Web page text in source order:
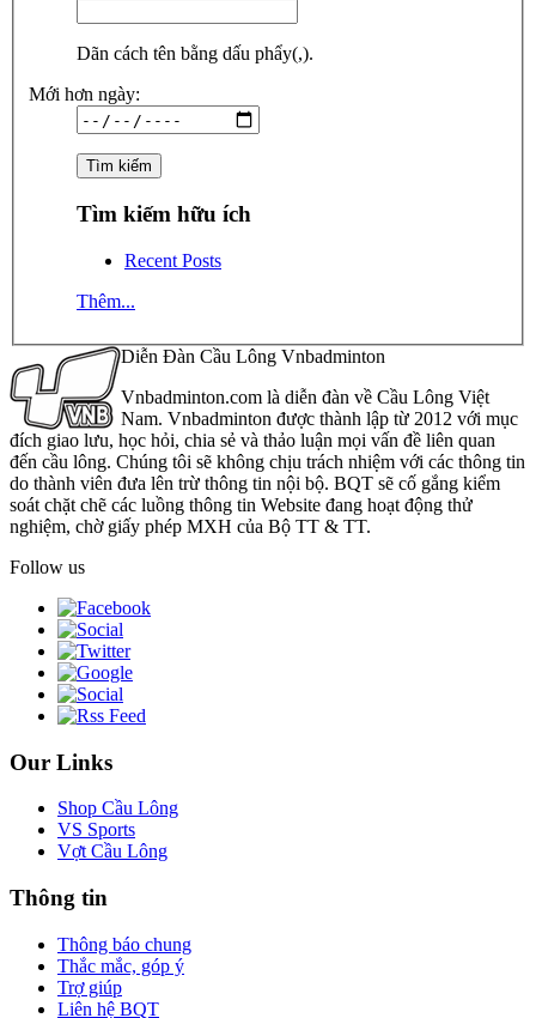
Dãn cách tên bằng dấu phẩy(,).
Mới hơn ngày:
Tìm kiếm hữu ích
Recent Posts
Thêm...
Diễn Đàn Cầu Lông Vnbadminton
Vnbadminton.com là diễn đàn về Cầu Lông Việt
Nam. Vnbadminton được thành lập từ 2012 với mục
đích giao lưu, học hỏi, chia sẻ và thảo luận mọi vấn đề liên quan
đến cầu lông. Chúng tôi sẽ không chịu trách nhiệm với các thông tin
do thành viên đưa lên trừ thông tin nội bộ. BQT sẽ cố gắng kiểm
soát chặt chẽ các luồng thông tin Website đang hoạt động thử
nghiệm, chờ giấy phép MXH của Bộ TT & TT.
Follow us
Our Links
Shop Cầu Lông
VS Sports
Vợt Cầu Lông
Thông tin
Thông báo chung
Thắc mắc, góp ý
Trợ giúp
Liên hệ BQT